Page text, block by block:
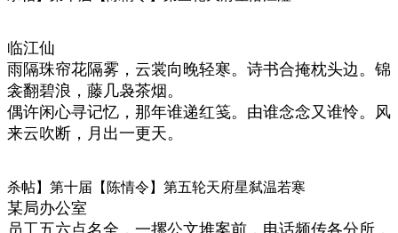
临江仙
雨隔珠帘花隔雾，云裳向晚轻寒。诗书合掩枕头边。锦
衾翻碧浪，藤几袅茶烟。
偶许闲心寻记忆，那年谁递红笺。由谁念念又谁怜。风
来云吹断，月出一更天。
杀帖】第十届【陈情令】第五轮天府星弑温若寒
某局办公室